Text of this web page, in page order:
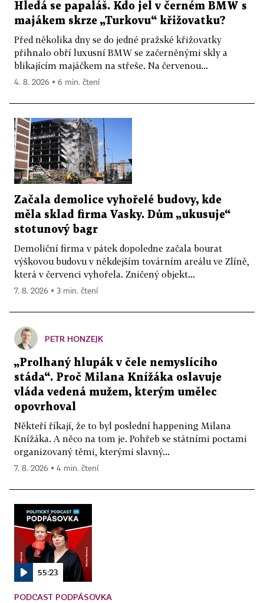
Hledá se papaláš. Kdo jel v černém BMW s
majákem skrze „Turkovu“ křižovatku?
Před několika dny se do jedné pražské křižovatky
přihnalo obří luxusní BMW se začerněnými skly a
blikajícím majáčkem na střeše. Na červenou...
4. 8. 2026 ▪ 6 min. čtení
Začala demolice vyhořelé budovy, kde
měla sklad firma Vasky. Dům „ukusuje“
stotunový bagr
Demoliční firma v pátek dopoledne začala bourat
výškovou budovu v někdejším továrním areálu ve Zlíně,
která v červenci vyhořela. Zničený objekt...
7. 8. 2026 ▪ 3 min. čtení
PETR HONZEJK
„Prolhaný hlupák v čele nemyslícího
stáda“. Proč Milana Knížáka oslavuje
vláda vedená mužem, kterým umělec
opovrhoval
Někteří říkají, že to byl poslední happening Milana
Knížáka. A něco na tom je. Pohřeb se státními poctami
organizovaný těmi, kterými slavný...
7. 8. 2026 ▪ 4 min. čtení
55:23
PODCAST PODPÁSOVKA